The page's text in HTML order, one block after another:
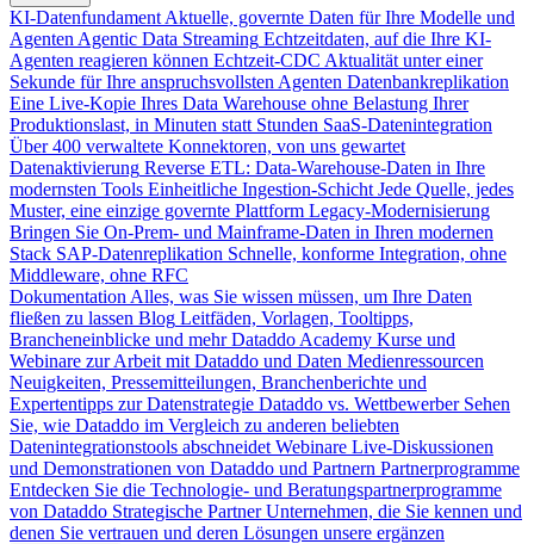
KI-Datenfundament Aktuelle, governte Daten für Ihre Modelle und
Agenten Agentic Data Streaming Echtzeitdaten, auf die Ihre KI-
Agenten reagieren können Echtzeit-CDC Aktualität unter einer
Sekunde für Ihre anspruchsvollsten Agenten Datenbankreplikation
Eine Live-Kopie Ihres Data Warehouse ohne Belastung Ihrer
Produktionslast, in Minuten statt Stunden SaaS-Datenintegration
Über 400 verwaltete Konnektoren, von uns gewartet
Datenaktivierung Reverse ETL: Data-Warehouse-Daten in Ihre
modernsten Tools Einheitliche Ingestion-Schicht Jede Quelle, jedes
Muster, eine einzige governte Plattform Legacy-Modernisierung
Bringen Sie On-Prem- und Mainframe-Daten in Ihren modernen
Stack SAP-Datenreplikation Schnelle, konforme Integration, ohne
Middleware, ohne RFC
Dokumentation Alles, was Sie wissen müssen, um Ihre Daten
fließen zu lassen Blog Leitfäden, Vorlagen, Tooltipps,
Brancheneinblicke und mehr Dataddo Academy Kurse und
Webinare zur Arbeit mit Dataddo und Daten Medienressourcen
Neuigkeiten, Pressemitteilungen, Branchenberichte und
Expertentipps zur Datenstrategie Dataddo vs. Wettbewerber Sehen
Sie, wie Dataddo im Vergleich zu anderen beliebten
Datenintegrationstools abschneidet Webinare Live-Diskussionen
und Demonstrationen von Dataddo und Partnern Partnerprogramme
Entdecken Sie die Technologie- und Beratungspartnerprogramme
von Dataddo Strategische Partner Unternehmen, die Sie kennen und
denen Sie vertrauen und deren Lösungen unsere ergänzen